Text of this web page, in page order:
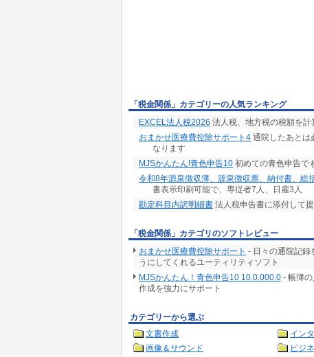
「税金関係」カテゴリーの人気ランキング
EXCEL法人税2026 法人税、地方税の税額を
おまかせ医療費控除サポート4 通院したあとは
なります
MJSかんたん!青色申告10 初めての青色申告で
令和8年源泉徴収簿、源泉徴収票、納付書、総
書表示印刷可能で、専従者7人、日雇3人
勘定科目内訳明細書 法人税申告書に添付して
「税金関係」カテゴリのソフトレビュー
おまかせ医療費控除サポート - 日々の通院記録
うにしてくれるユーティリティソフト
MJSかんたん！青色申告10 10.0.000.0 - 帳簿
作成を強力にサポート
カテゴリーから選ぶ
文書作成
イン
画像＆サウンド
ビジ